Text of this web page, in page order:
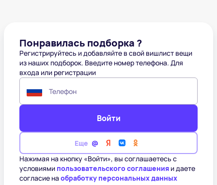
Понравилась подборка ?
Регистрируйтесь и добавляйте в свой вишлист вещи
из наших подборок. Введите номер телефона. Для
входа или регистрации
Телефон
Войти
Еще
Нажимая на кнопку «Войти», вы соглашаетесь с
условиями пользовательского соглашения и даете
согласие на обработку персональных данных